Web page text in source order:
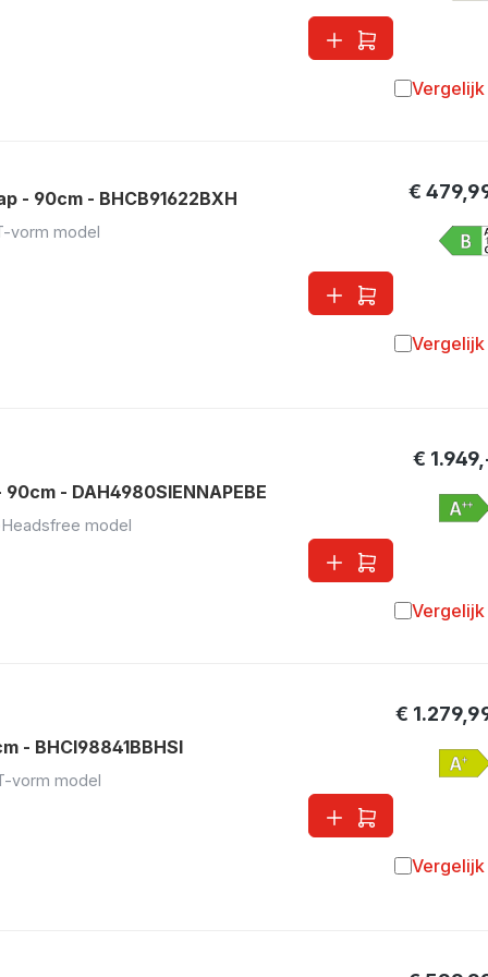
Vergelijk
- 90cm - BHCB91622BXH
vorm model
€
Vergelijk
- DAH4980SIENNAPEBE
Headsfree model
€
Vergelijk
- BHCI98841BBHSI
vorm model
€
Vergelijk